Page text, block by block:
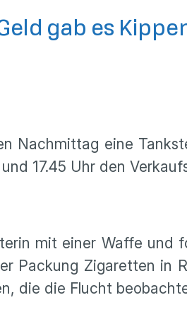
gab es
Nachmittag eine
17.45 Uhr den
mit einer Waffe und
Packung Zigaretten in
die die Flucht